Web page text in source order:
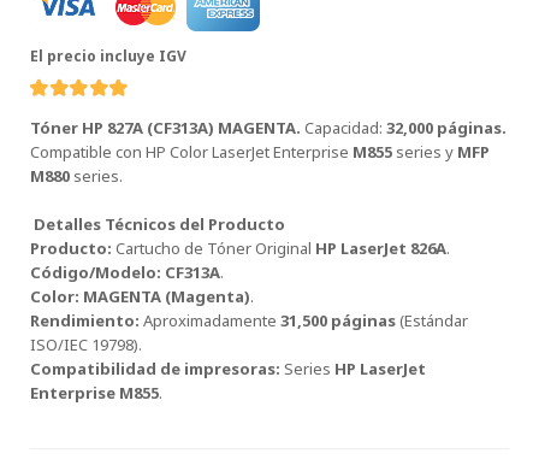
El precio incluye IGV
Tóner HP 827A (CF313A) MAGENTA. Capacidad: 32,000 páginas.
Compatible con HP Color LaserJet Enterprise M855 series y MFP
M880 series.
Detalles Técnicos del Producto
Producto: Cartucho de Tóner Original HP LaserJet 826A.
Código/Modelo: CF313A.
Color: MAGENTA (Magenta).
Rendimiento: Aproximadamente 31,500 páginas(Estándar
ISO/IEC 19798).
Compatibilidad de impresoras: Series HP LaserJet
Enterprise M855.
4003A BLACK
W1510X
TONER HP
CF226A
Enterprise
5800, 6801